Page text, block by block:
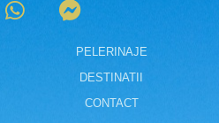
PELERINAJE
DESTINATII
CONTACT